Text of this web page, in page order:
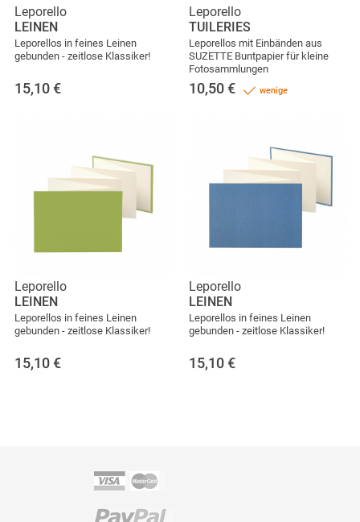
Leporello
LEINEN
Leporellos in feines Leinen
gebunden - zeitlose Klassiker!
15,10 €
Leporello
TUILERIES
Leporellos mit Einbänden aus
SUZETTE Buntpapier für kleine
Fotosammlungen
10,50 € wenige
Leporello
LEINEN
Leporellos in feines Leinen
gebunden - zeitlose Klassiker!
15,10 €
Leporello
LEINEN
Leporellos in feines Leinen
gebunden - zeitlose Klassiker!
15,10 €